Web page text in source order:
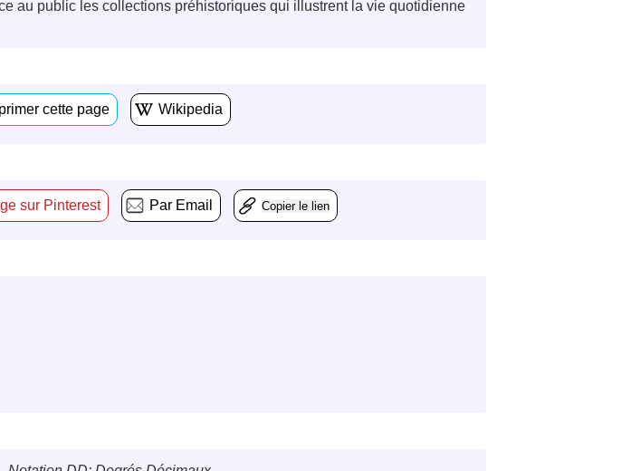
au public les collections préhistoriques qui illustrent la vie quotidienne
cette page Wikipedia
sur Pinterest Par Email Copier le lien